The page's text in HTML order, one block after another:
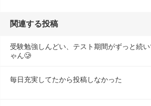
関連する投稿
受験勉強しんどい、テスト期間がずっと続
ゃん🥲
毎日充実してたから投稿しなかった